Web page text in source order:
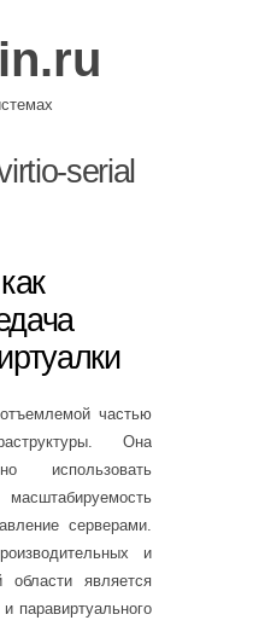
serial
частью
Она
использовать
серверами.
и
является
паравиртуального